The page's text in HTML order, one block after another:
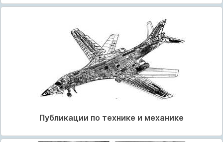
Публикации по технике и механике